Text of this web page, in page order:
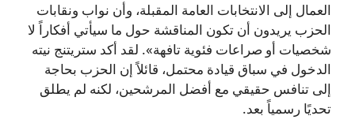
العمال إلى الانتخابات العامة المقبلة، وأن نواب ونقابات
الحزب يريدون أن تكون المناقشة حول ما سيأتي أفكاراً لا
شخصيات أو صراعات فئوية تافهة». لقد أكد ستريتنج نيته
الدخول في سباق قيادة محتمل، قائلاً إن الحزب بحاجة
إلى تنافس حقيقي مع أفضل المرشحين، لكنه لم يطلق
تحديًا رسمياً بعد.